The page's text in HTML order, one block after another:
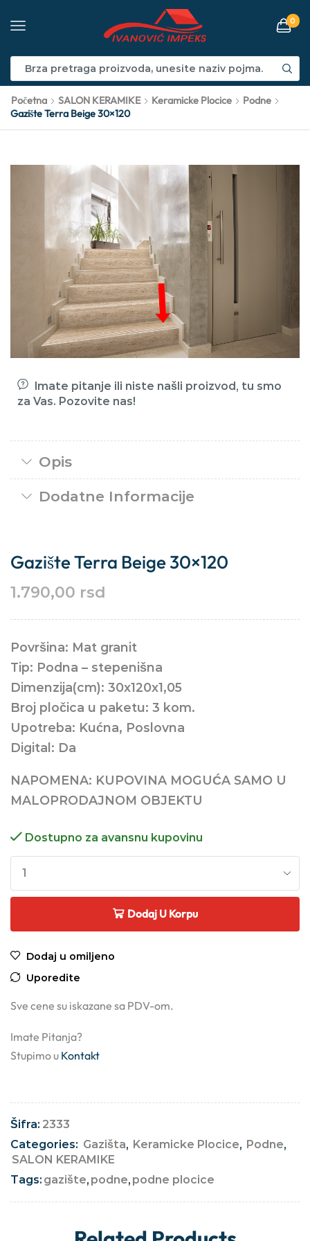
0
Početna SALON KERAMIKE Keramicke Plocice
Podne
Gazište Terra Beige 30×120
Imate pitanje ili niste našli proizvod, tu smo
za Vas. Pozovite nas!
Opis
Dodatne Informacije
Gazište Terra Beige 30×120
1.790,00 rsd
Površina: Mat granit
Tip: Podna – stepenišna
Dimenzija(cm): 30x120x1,05
Broj pločica u paketu: 3 kom.
Upotreba: Kućna, Poslovna
Digital: Da
NAPOMENA: KUPOVINA MOGUĆA SAMO U
MALOPRODAJNOM OBJEKTU
Dostupno za avansnu kupovinu
Dodaj U Korpu
Dodaj u omiljeno
Uporedite
Sve cene su iskazane sa PDV-om.
Imate Pitanja?
Stupimo u Kontakt
Šifra: 2333
Categories: Gazišta, Keramicke Plocice, Podne,
SALON KERAMIKE
Tags: gazište, podne, podne plocice